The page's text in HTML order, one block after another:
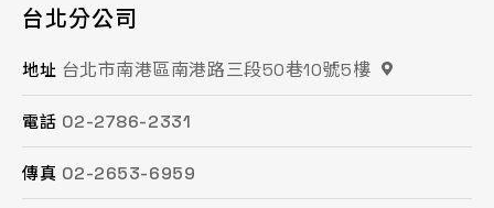
台北分公司
地址 台北市南港區南港路三段50巷10號5樓
電話 02-2786-2331
傳真 02-2653-6959
桃園分公司
地址 桃園市平鎮區復興街62號2樓
電話 03-494-6939
傳真 03-493-0687
總公司 / 竹苗分公司
地址 苗栗縣頭份市工業路16號
電話 037-621-088
傳真 037-615-096
台中分公司
地址 台中市南屯區文心路一段218號15F之2
電話 04-2472-8859
傳真 04-2472-8825
台南分公司
地址 台南市永康區鹽洲一街63巷33號
電話 06-243-6589
傳真 06-253-8208
高雄分公司
地址 高雄市鳳山區鳳頂路479號
電話 07-753-9988
傳真 07-753-1958